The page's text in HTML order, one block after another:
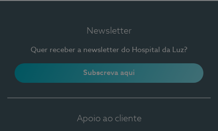
Newsletter
Quer receber a newsletter do Hospital da Luz?
Subscreva aqui
Apoio ao cliente